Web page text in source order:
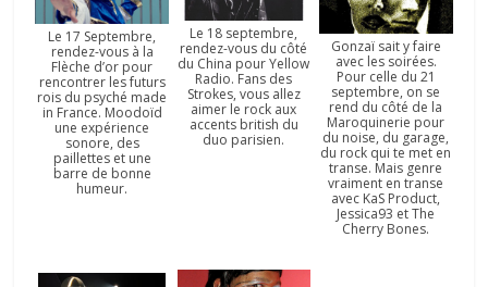
Le 17 Septembre,
rendez-vous à la
Flèche d’or pour
rencontrer les futurs
rois du psyché made
in France. Moodoïd
une expérience
sonore, des
paillettes et une
barre de bonne
humeur.
Le 18 septembre,
rendez-vous du côté
du China pour Yellow
Radio. Fans des
Strokes, vous allez
aimer le rock aux
accents british du
duo parisien.
Gonzaï sait y faire
avec les soirées.
Pour celle du 21
septembre, on se
rend du côté de la
Maroquinerie pour
du noise, du garage,
du rock qui te met en
transe. Mais genre
vraiment en transe
avec KaS Product,
Jessica93 et The
Cherry Bones.